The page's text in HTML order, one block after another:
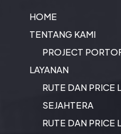
HOME
TENTANG KAMI
PROJECT
LAYANAN
RUTE DAN PRICE
SEJAHTERA
RUTE DAN PRICE